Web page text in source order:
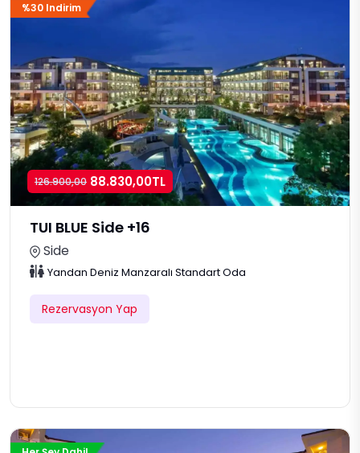
%30 Indirim
126.900,00 88.830,00TL
TUI BLUE Side +16
Side
Yandan Deniz Manzaralı Standart Oda
Rezervasyon Yap